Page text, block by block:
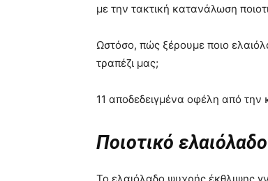
με την τακτική κατανάλωση
Ωστόσο, πώς ξέρουμε ποιο
τραπέζι μας;
11 αποδεδειγμένα οφέλη από
Ποιοτικό